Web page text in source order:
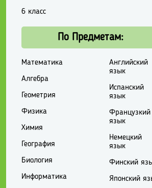
6 класс
По Предметам:
Математика
Алгебра
Геометрия
Физика
Химия
География
Биология
Информатика
Английский
язык
Испанский
язык
Французкий
язык
Немецкий
язык
Финский
Японский